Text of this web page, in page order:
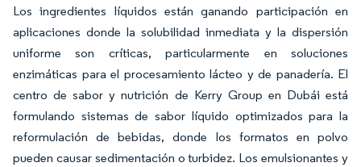
Los ingredientes líquidos están ganando participación en
aplicaciones donde la solubilidad inmediata y la dispersión
uniforme son críticas, particularmente en soluciones
enzimáticas para el procesamiento lácteo y de panadería. El
centro de sabor y nutrición de Kerry Group en Dubái está
formulando sistemas de sabor líquido optimizados para la
reformulación de bebidas, donde los formatos en polvo
pueden causar sedimentación o turbidez. Los emulsionantes y